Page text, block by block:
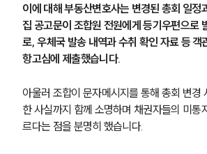
이에 대해 부동산변호사는 변경된 총회 일정
집 공고문이 조합원 전원에게 등기우편으로
로, 우체국 발송 내역과 수취 확인 자료 등 객
항고심에 제출했습니다.
아울러 조합이 문자메시지를 통해 총회 변경
한 사실까지 함께 소명하며 채권자들의 미통
르다는 점을 분명히 했습니다.